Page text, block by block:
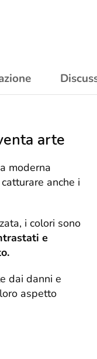
arte
moderna
anche i
i colori sono
e
dai danni e
aspetto